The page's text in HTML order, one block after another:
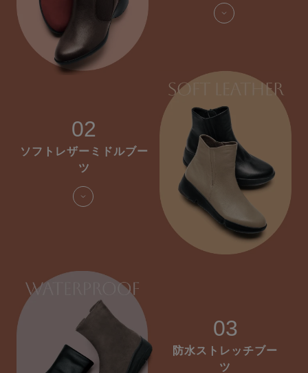
02
ソフトレザーミドルブー
ツ
03
防水ストレッチブー
ツ